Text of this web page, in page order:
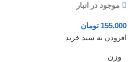
موجود در انبار
تومان
افزودن به سبد خرید
وزن